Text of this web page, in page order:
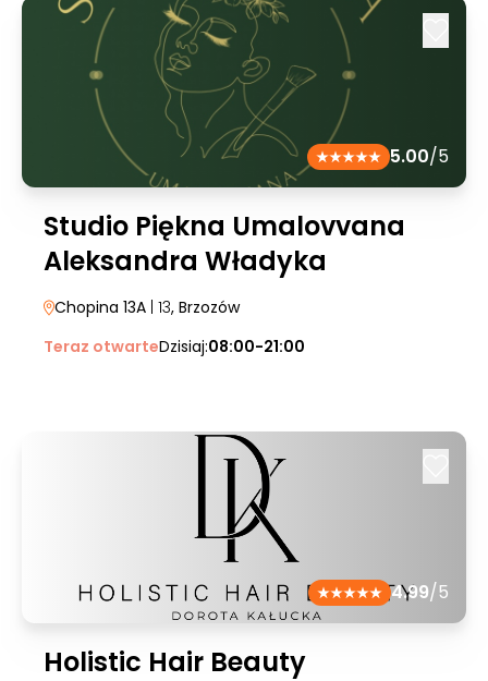
5.00/5
Studio Piękna Umalovvana
Aleksandra Władyka
Chopina 13A | 13, Brzozów
Teraz otwarteDzisiaj:08:00-21:00
4.99/5
Holistic Hair Beauty